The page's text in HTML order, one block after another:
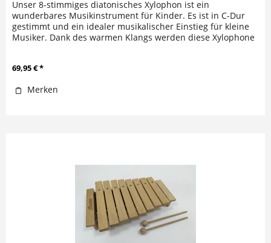
Unser 8-stimmiges diatonisches Xylophon ist ein
wunderbares Musikinstrument für Kinder. Es ist in C-Dur
gestimmt und ein idealer musikalischer Einstieg für kleine
Musiker. Dank des warmen Klangs werden diese Xylophone
69,95 € *
Merken